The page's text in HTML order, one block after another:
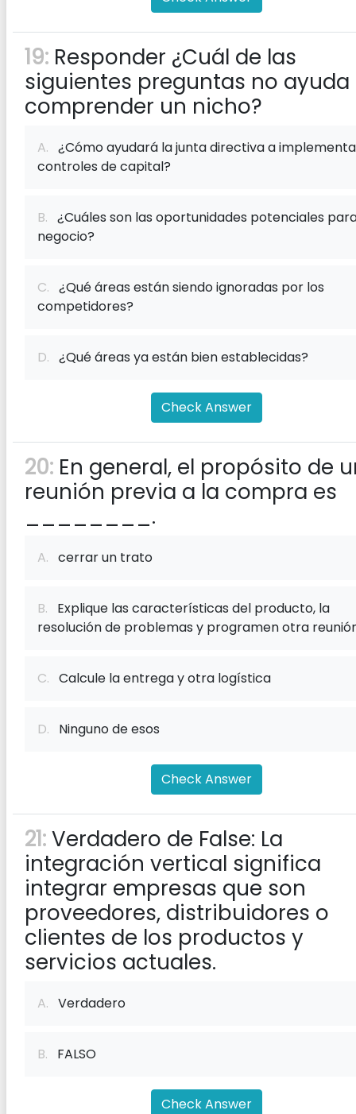
19: Responder ¿Cuál de las
siguientes preguntas no ayuda
comprender un nicho?
A. ¿Cómo ayudará la junta directiva a
controles de capital?
B. ¿Cuáles son las oportunidades potenciales
negocio?
C. ¿Qué áreas están siendo ignoradas por los
competidores?
D. ¿Qué áreas ya están bien establecidas?
Check Answer
20: En general, el propósito de
reunión previa a la compra es
________.
A. cerrar un trato
B. Explique las características del producto, la
resolución de problemas y programen otra
C. Calcule la entrega y otra logística
D. Ninguno de esos
Check Answer
21:Verdadero de False: La
integración vertical significa
integrar empresas que son
proveedores, distribuidores o
clientes de los productos y
servicios actuales.
A. Verdadero
B. FALSO
Check Answer